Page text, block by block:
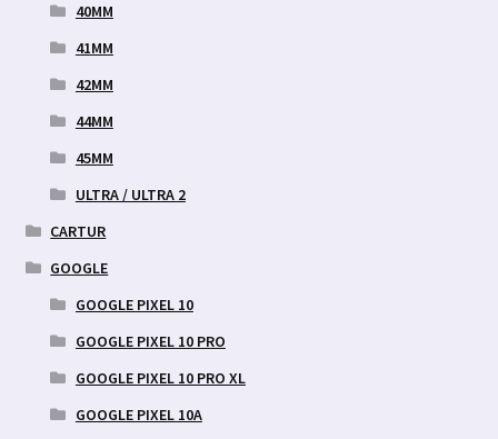
40MM
41MM
42MM
44MM
45MM
ULTRA / ULTRA 2
CARTUR
GOOGLE
GOOGLE PIXEL 10
GOOGLE PIXEL 10 PRO
GOOGLE PIXEL 10 PRO XL
GOOGLE PIXEL 10A